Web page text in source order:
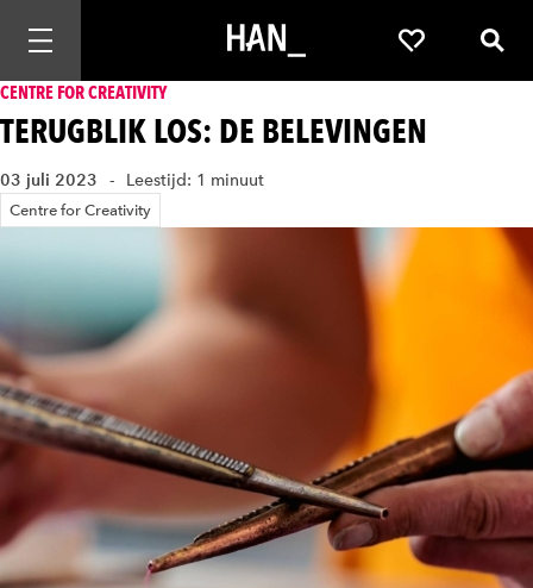
Mobiele navigatie openen Favorieten
CENTRE FOR CREATIVITY
TERUGBLIK LOS: DE BELEVINGEN
03 juli 2023 Leestijd: 1 minuut
Centre for Creativity